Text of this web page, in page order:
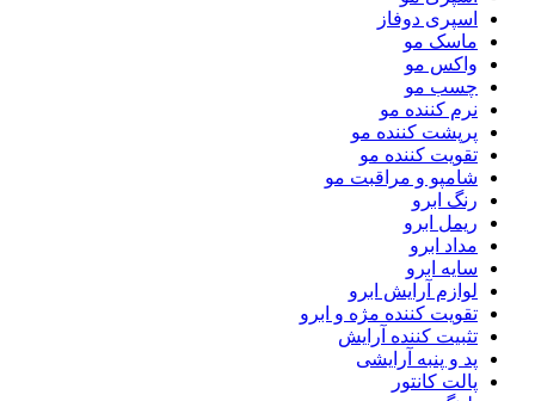
اسپری دوفاز
ماسک مو
واکس مو
چسب مو
نرم کننده مو
پرپشت کننده مو
تقویت کننده مو
شامپو و مراقبت مو
رنگ ابرو
ریمل ابرو
مداد ابرو
سایه ابرو
لوازم آرایش ابرو
تقویت کننده مژه و ابرو
تثبیت کننده آرایش
پد و پنبه آرایشی
پالت کانتور